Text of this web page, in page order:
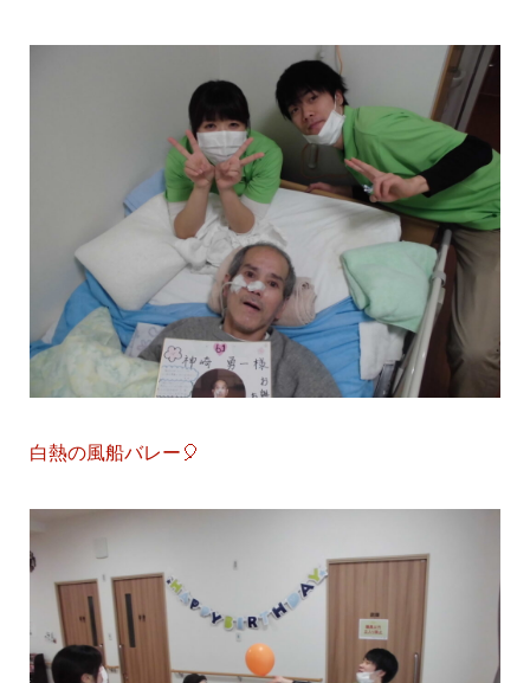
白熱の風船バレー🎈